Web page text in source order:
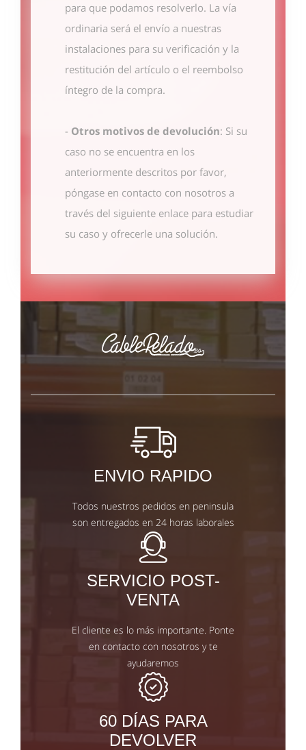
para que podamos resolverlo. La vía
ordinaria será el envío a nuestras
instalaciones para su verificación y la
restitución del artículo o el reembolso
íntegro de la compra.
- Otros motivos de devolución: Si su
caso no se encuentra en los
anteriormente descritos por favor,
póngase en contacto con nosotros a
través del siguiente enlace para estudiar
su caso y ofrecerle una solución.
ENVIO RAPIDO
Todos nuestros pedidos en peninsula
son entregados en 24 horas laborales
SERVICIO POST-
VENTA
El cliente es lo más importante. Ponte
en contacto con nosotros y te
ayudaremos
60 DÍAS PARA
DEVOLVER